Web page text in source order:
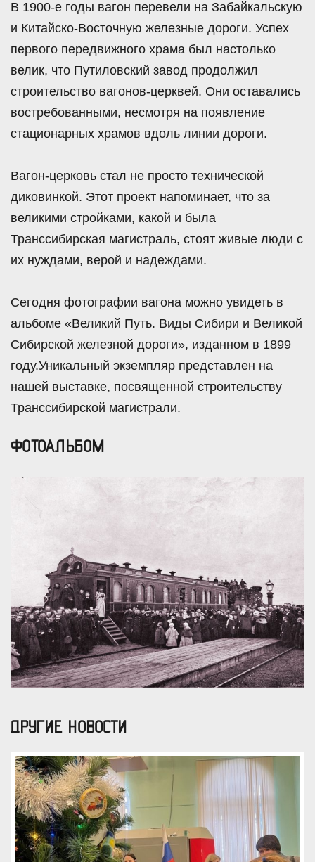
В 1900-е годы вагон перевели на Забайкальскую
и Китайско-Восточную железные дороги. Успех
первого передвижного храма был настолько
велик, что Путиловский завод продолжил
строительство вагонов-церквей. Они оставались
востребованными, несмотря на появление
стационарных храмов вдоль линии дороги.
Вагон-церковь стал не просто технической
диковинкой. Этот проект напоминает, что за
великими стройками, какой и была
Транссибирская магистраль, стоят живые люди с
их нуждами, верой и надеждами.
Сегодня фотографии вагона можно увидеть в
альбоме «Великий Путь. Виды Сибири и Великой
Сибирской железной дороги», изданном в 1899
году.Уникальный экземпляр представлен на
нашей выставке, посвященной строительству
Транссибирской магистрали.
ФОТОАЛЬБОМ
ДРУГИЕ НОВОСТИ